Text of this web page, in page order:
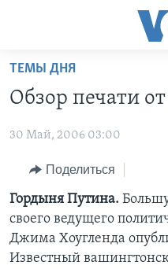
Перейти
основной
Перейти
навигации
Перейти
поиск
ГЛАВНОЕ
ПРОГРАММЫ
АМЕРИКА
НОВОСТИ ЗА МИНУТУ
ИТОГИ
ПОЧЕМУ ЭТО ВАЖНО?
ДИСКУССИЯ VOA
ПРОЕКТЫ
УЧИМ АНГЛИЙСКИЙ
НАША АМЕРИКАНСКАЯ
А КАК В АМЕРИКЕ?
АРТЕФАКТЫ
ЭКСПЕРТИЗА
ИНТЕРВЬЮ
ФАКТЫ ПРОТИВ
ЗА СВОБОДУ ПРЕССЫ
ТЕМЫ ДНЯ
Обзор печати
30 Май, 2006 03:00
Поделиться
Гордыня Путина.
своего ведущего
Джима Хоугленда
Известный